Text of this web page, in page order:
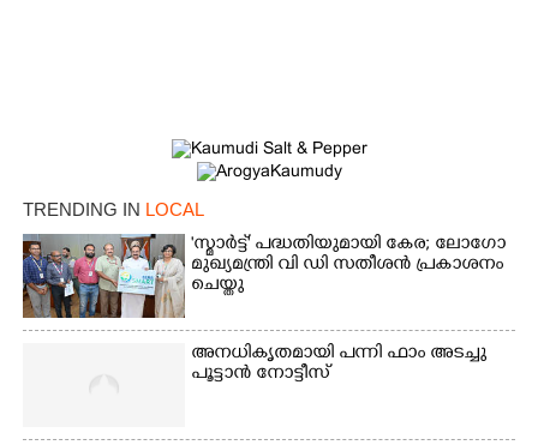
TRENDING IN LOCAL
'സ്മാർട്ട്' പദ്ധതിയുമായി കേര; ലോഗോ
മുഖ്യമന്ത്രി വി ഡി സതീശൻ പ്രകാശനം
ചെയ്തു
അനധികൃതമായി പന്നി ഫാം അടച്ചു
പൂട്ടാൻ നോട്ടീസ്
×
Share this link